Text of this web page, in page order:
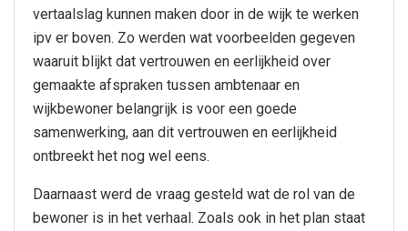
vertaalslag kunnen maken door in de wijk te werken
ipv er boven. Zo werden wat voorbeelden gegeven
waaruit blijkt dat vertrouwen en eerlijkheid over
gemaakte afspraken tussen ambtenaar en
wijkbewoner belangrijk is voor een goede
samenwerking, aan dit vertrouwen en eerlijkheid
ontbreekt het nog wel eens.
Daarnaast werd de vraag gesteld wat de rol van de
bewoner is in het verhaal. Zoals ook in het plan staat